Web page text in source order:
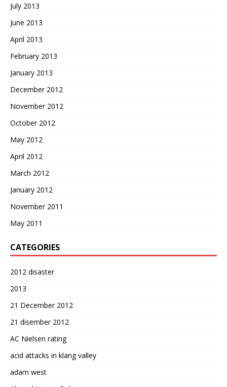
July 2013
June 2013
April 2013
February 2013
January 2013
December 2012
November 2012
October 2012
May 2012
April 2012
March 2012
January 2012
November 2011
May 2011
CATEGORIES
2012 disaster
2013
21 December 2012
21 disember 2012
AC Nielsen rating
acid attacks in klang valley
adam west